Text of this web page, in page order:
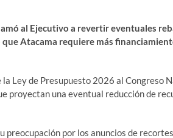
al Ejecutivo a revertir eventuales
Atacama requiere más
Ley de Presupuesto 2026 al Congreso
proyectan una eventual reducción de
preocupación por los anuncios de